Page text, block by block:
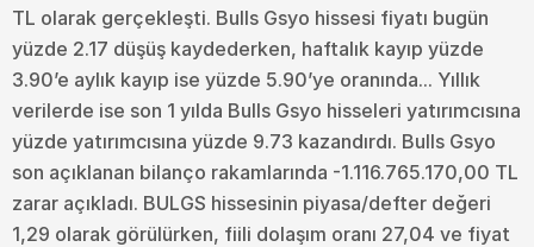
TL olarak gerçekleşti. Bulls Gsyo hissesi fiyatı bugün
yüzde 2.17 düşüş kaydederken, haftalık kayıp yüzde
3.90’e aylık kayıp ise yüzde 5.90’ye oranında... Yıllık
verilerde ise son 1 yılda Bulls Gsyo hisseleri yatırımcısına
yüzde yatırımcısına yüzde 9.73 kazandırdı. Bulls Gsyo
son açıklanan bilanço rakamlarında -1.116.765.170,00 TL
zarar açıkladı. BULGS hissesinin piyasa/defter değeri
1,29 olarak görülürken, fiili dolaşım oranı 27,04 ve fiyat